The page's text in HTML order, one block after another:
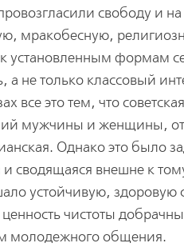
свободу и
мракобесную,
установленным формам
а не только классовый
все это тем, что
мужчины и женщины,
Однако это было
сводящаяся внешне к
устойчивую,
чистоты
молодежного общения.